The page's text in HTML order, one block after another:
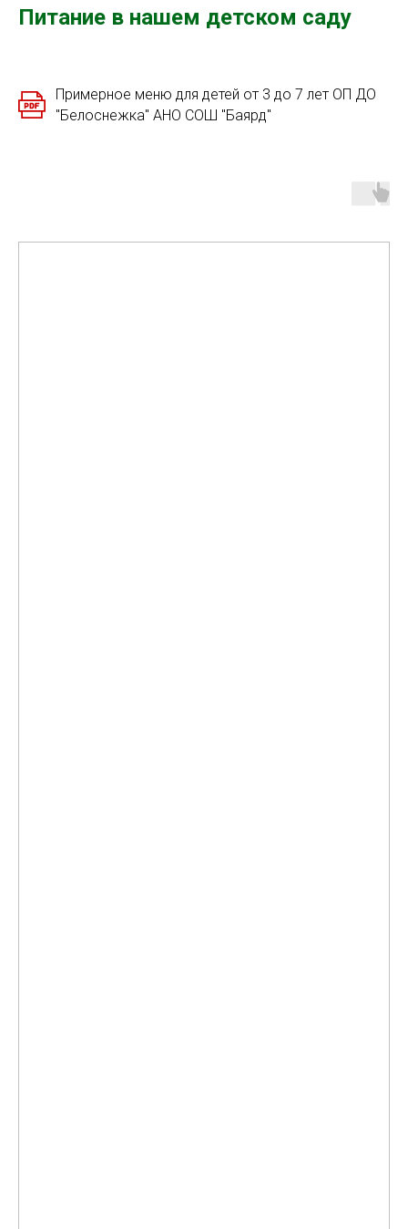
Питание в нашем детском саду
Примерное меню для детей от 3 до 7 лет ОП ДО
"Белоснежка" АНО СОШ "Баярд"